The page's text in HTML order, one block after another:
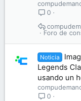
0
Foro de
Noticia
Legends
usando un
0